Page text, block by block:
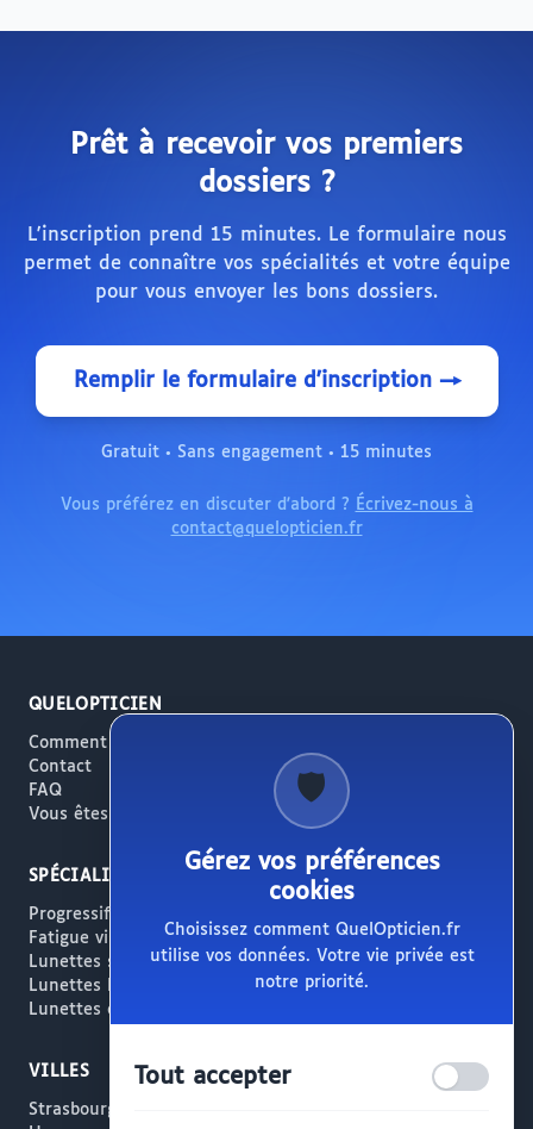
Prêt à recevoir vos premiers
dossiers ?
L'inscription prend 15 minutes. Le formulaire nous
permet de connaître vos spécialités et votre équipe
pour vous envoyer les bons dossiers.
Remplir le formulaire d'inscription →
Gratuit • Sans engagement • 15 minutes
Vous préférez en discuter d'abord ?
Écrivez-nous à
contact@quelopticien.fr
QUELOPTICIEN
Comment ça marche
Contact
FAQ
Vous êtes opticien ?
SPÉCIALITÉS
Progressifs / Presbytie
Fatigue visuelle / Écrans
Lunettes solaires
Lunettes haut de gamme
Lunettes créateur
VILLES
Strasbourg
🛡️
Gérez vos préférences
cookies
Choisissez comment QuelOpticien.fr
utilise vos données. Votre vie privée est
notre priorité.
Tout accepter